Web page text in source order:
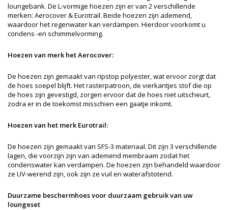
loungebank. De L-vormige hoezen zijn er van 2 verschillende
merken: Aerocover & Eurotrail. Beide hoezen zijn ademend,
waardoor het regenwater kan verdampen. Hierdoor voorkomt u
condens -en schimmelvorming.
Hoezen van merk het Aerocover:
De hoezen zijn gemaakt van ripstop polyester, wat ervoor zorgt dat
de hoes soepel blijft. Het rasterpatroon, de vierkantjes stof die op
de hoes zijn gevestigd, zorgen ervoor dat de hoes niet uitscheurt,
zodra er in de toekomst misschien een gaatje inkomt.
Hoezen van het merk Eurotrail:
De hoezen zijn gemaakt van SFS-3 materiaal. Dit zijn 3 verschillende
lagen, die voorzijn zijn van ademend membraam zodat het
condenswater kan verdampen. De hoezen zijn behandeld waardoor
ze UV-werend zijn, ook zijn ze vuil en waterafstotend.
Duurzame beschermhoes voor duurzaam gebruik van uw
loungeset